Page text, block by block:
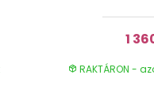
1
RAKTÁRON -